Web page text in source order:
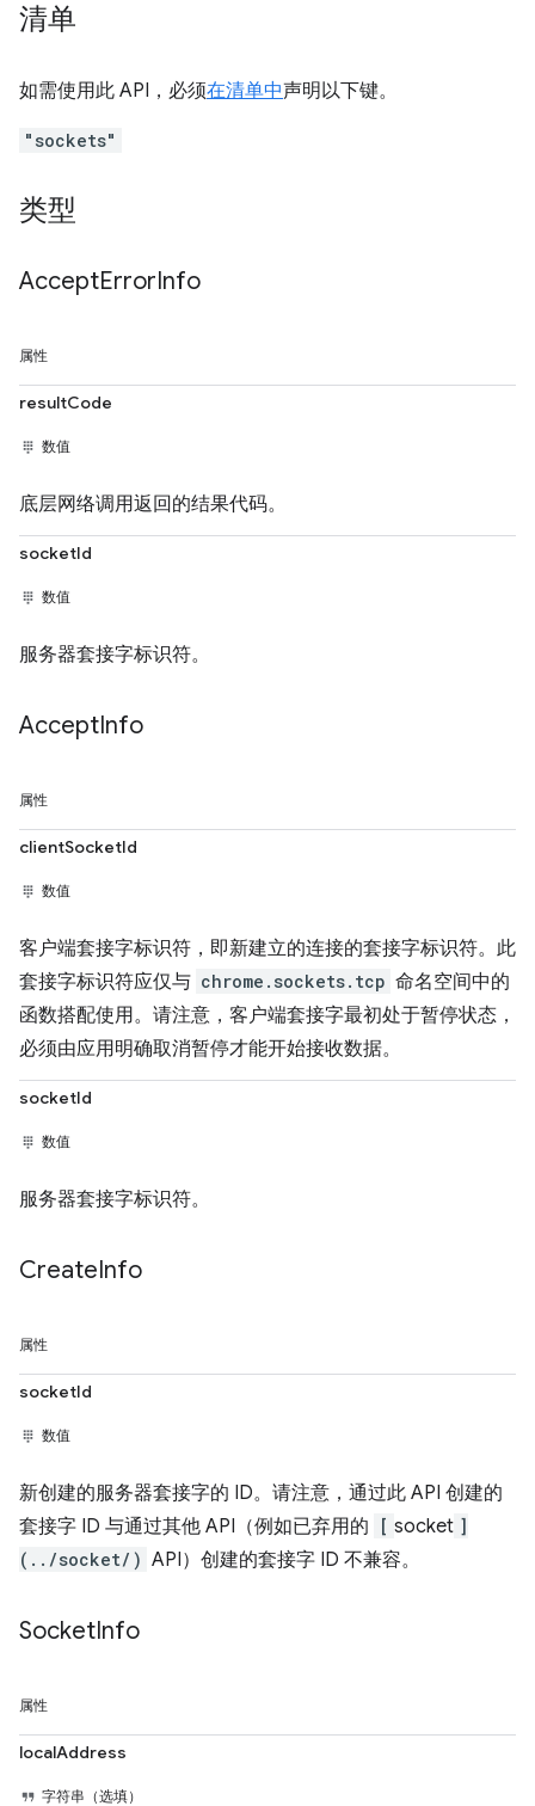
清单
如需使用此 API，必须在清单中声明以下键。
"sockets"
类型
AcceptErrorInfo
属性
resultCode
数值
底层网络调用返回的结果代码。
socketId
数值
服务器套接字标识符。
AcceptInfo
属性
clientSocketId
数值
客户端套接字标识符，即新建立的连接的套接字标识符。此
套接字标识符应仅与 chrome.sockets.tcp 命名空间中的
函数搭配使用。请注意，客户端套接字最初处于暂停状态，
必须由应用明确取消暂停才能开始接收数据。
socketId
数值
服务器套接字标识符。
CreateInfo
属性
socketId
数值
新创建的服务器套接字的 ID。请注意，通过此 API 创建的
套接字 ID 与通过其他 API（例如已弃用的
[ socket ]
(../socket/) API）创建的套接字 ID 不兼容。
SocketInfo
属性
localAddress
字符串（选填）